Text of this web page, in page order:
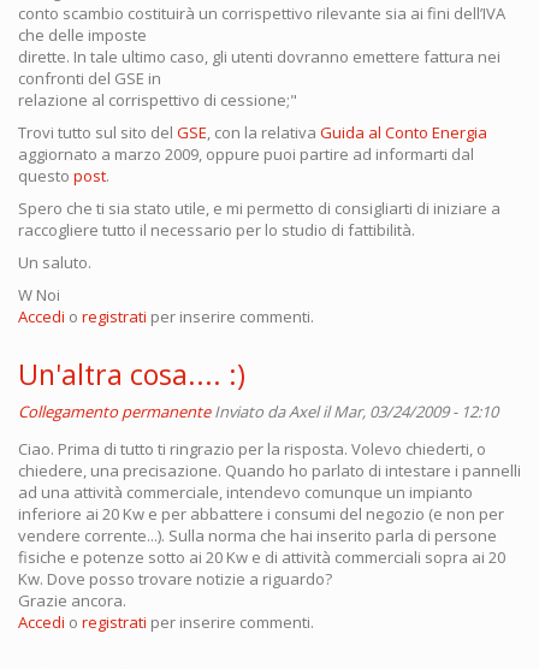
conto scambio costituirà un corrispettivo rilevante sia ai fini dell’IVA
che delle imposte
dirette. In tale ultimo caso, gli utenti dovranno emettere fattura nei
confronti del GSE in
relazione al corrispettivo di cessione;"
Trovi tutto sul sito del GSE , con la relativa Guida al Conto Energia
aggiornato a marzo 2009, oppure puoi partire ad informarti dal
questo post.
Spero che ti sia stato utile, e mi permetto di consigliarti di iniziare a
raccogliere tutto il necessario per lo studio di fattibilità.
Un saluto.
W Noi
Accedi o registrati per inserire commenti.
Un'altra cosa.... :)
Collegamento permanente Inviato daAxelil Mar, 03/24/2009 - 12:10
Ciao. Prima di tutto ti ringrazio per la risposta. Volevo chiederti, o
chiedere, una precisazione. Quando ho parlato di intestare i pannelli
ad una attività commerciale, intendevo comunque un impianto
inferiore ai 20 Kw e per abbattere i consumi del negozio (e non per
vendere corrente...). Sulla norma che hai inserito parla di persone
fisiche e potenze sotto ai 20 Kw e di attività commerciali sopra ai 20
Kw. Dove posso trovare notizie a riguardo?
Grazie ancora.
Accedi o registrati per inserire commenti.